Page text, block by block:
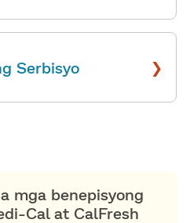
Serbisyo ›
mga benepisyong
Cal at CalFresh​​